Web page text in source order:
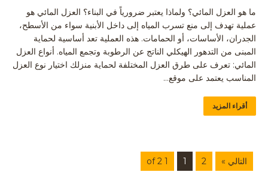
ما هو العزل المائي؟ ولماذا يعتبر ضرورياً في البناء؟ العزل المائي هو
عملية تهدف إلى منع تسرب المياه إلى داخل الأبنية سواء من الأسطح،
الجدران، الأساسات، أو الحمامات. هذه العملية تعد أساسية لحماية
المبنى من التدهور الهيكلي الناتج عن الرطوبة وتجمع المياه. أنواع العزل
المائي: تعرف على طرق العزل المختلفة لحماية منزلك اختيار نوع العزل
المناسب يعتمد على موقع…
أقراء المزيد
1 of 2 1 2 التالي »